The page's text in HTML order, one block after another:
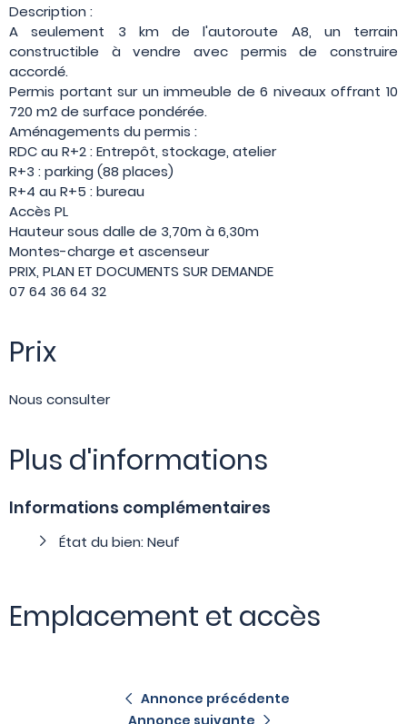
Description :
A seulement 3 km de l'autoroute A8, un terrain
constructible à vendre avec permis de construire
accordé.
Permis portant sur un immeuble de 6 niveaux offrant 10
720 m2 de surface pondérée.
Aménagements du permis :
RDC au R+2 : Entrepôt, stockage, atelier
R+3 : parking (88 places)
R+4 au R+5 : bureau
Accès PL
Hauteur sous dalle de 3,70m à 6,30m
Montes-charge et ascenseur
PRIX, PLAN ET DOCUMENTS SUR DEMANDE
07 64 36 64 32
Prix
Nous consulter
Plus d'informations
Informations complémentaires
État du bien: Neuf
Emplacement et accès
Annonce précédente
Annonce suivante